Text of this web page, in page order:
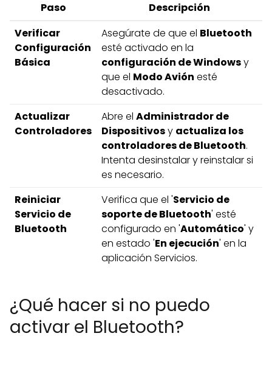
Paso
Descripción
Verificar
Configuración
Básica
Asegúrate de que el Bluetooth
esté activado en la
configuración de Windowsy
que el Modo Avión esté
desactivado.
Actualizar
Controladores
Abre el Administrador de
Dispositivosy actualiza los
controladores de Bluetooth.
Intenta desinstalar y reinstalar si
es necesario.
Reiniciar
Servicio de
Bluetooth
Verifica que el 'Servicio de
soporte de Bluetooth' esté
configurado en 'Automático' y
en estado 'En ejecución' en la
aplicación Servicios.
¿Qué hacer si no puedo
activar el Bluetooth?